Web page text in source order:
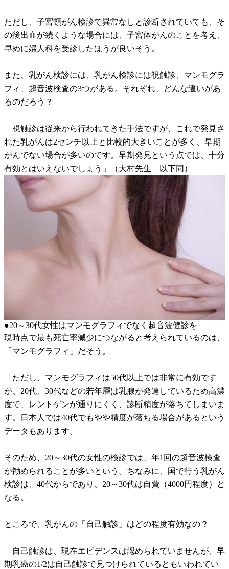
ただし、子宮頸がん検診で異常なしと診断されていても、そ
の後出血が続くような場合には、子宮体がんのことを考え、
早めに婦人科を受診したほうが良いそう。
また、乳がん検診には、乳がん検診には視触診、マンモグラ
フィ、超音波検査の3つがある。それぞれ、どんな違いがあ
るのだろう？
「視触診は従来から行われてきた手法ですが、これで発見さ
れた乳がんは2センチ以上と比較的大きいことが多く、早期
がんでない場合が多いのです。早期発見という点では、十分
有効とはいえないでしょう」（大村先生 以下同）
●20～30代女性はマンモグラフィでなく超音波健診を
現時点で最も死亡率減少につながると考えられているのは、
「マンモグラフィ」だそう。
「ただし、マンモグラフィは50代以上では非常に有効です
が、20代、30代などの若年層は乳腺が発達しているため高濃
度で、レントゲンが通りにくく、診断精度が落ちてしまいま
す。日本人では40代でもやや精度が落ちる場合があるという
データもあります。
そのため、20～30代の女性の検診では、年1回の超音波検査
が勧められることが多いという。ちなみに、国で行う乳がん
検診は、40代からであり、20～30代は自費（4000円程度）と
なる。
ところで、乳がんの「自己触診」はどの程度有効なの？
「自己触診は、現在エビデンスは認められていませんが、早
期乳癌の1/2は自己触診で見つけられているともいわれてい